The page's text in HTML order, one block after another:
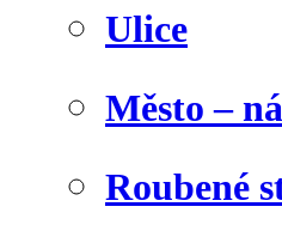
Ulice
Město –
Roubené